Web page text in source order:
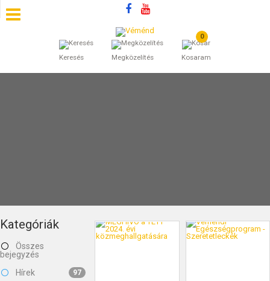
Keresés Megközelítés
0
Kosaram
SZÁLLÁSOK
BEJEGYZÉSEK
Kategóriák
Összes
bejegyzés
Hírek
97